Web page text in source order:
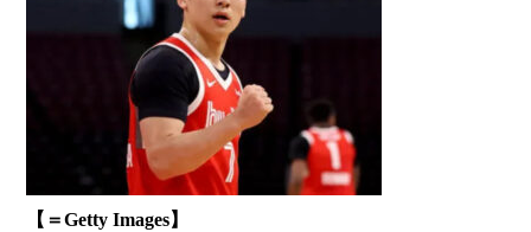
【＝Getty Images】